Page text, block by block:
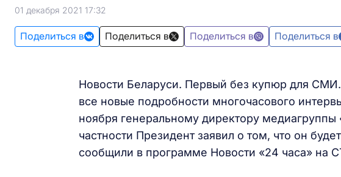
01 декабря 2021 17:32
Поделиться в Поделиться в Поделиться в Поделиться в
Новости Беларуси. Первый без купюр для
все новые подробности многочасового
ноября генеральному директору
частности Президент заявил о том, что он
сообщили в программе Новости «24 часа» на